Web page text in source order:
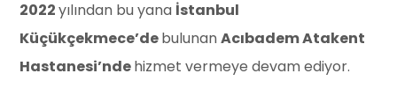
2022yılından bu yana İstanbul
Küçükçekmece’debulunanAcıbadem Atakent
Hastanesi’ndehizmet vermeye devam ediyor.